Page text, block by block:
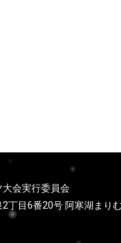
大会実行委員会
丁目6番20号 阿寒湖まり